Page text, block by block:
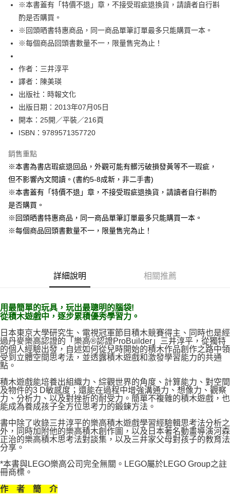
付款後7-11取貨
每筆NT$60，滿NT$499(含以上)免運費
宅配
每筆NT$100，滿NT$499(含以上)免運費
※本書蓋有「特價不退」章，不接受瑕疵退換貨，請讀者自行斟
酌是否購買。
※回頭晒書特惠商品，同一商品單筆訂單最多只能購買一本。
※每個商品回頭書數量不一，限量售完為止！
作者：三井淳平
譯者：陳美瑛
出版社：時報文化
出版日期：2013年07月05日
開本：25開／平裝／216頁
ISBN：9789571357720
銷售重點
※本書為書店瑕疵退回品，外觀可能有髒污破損發黃等不一瑕疵，
但不影響內文閱讀。(書約5-8成新，非二手書)
※本書蓋有「特價不退」章，不接受瑕疵退換貨，請讀者自行斟酌
是否購買。
※回頭晒書特惠商品，同一商品單筆訂單最多只能購買一本。
※每個商品回頭書數量不一，限量售完為止！
詳細說明 相關推薦
用最簡單的玩具，玩出最聰明的腦袋!
從積木遊戲中，逐步累積優秀學習力。
日本東京大學研究生、電視冠軍節目積木競賽得主、同時也是經
過丹麥樂高認證的「樂高®認證ProBuilder」三井淳平，從獨特
的個人經驗出發，自述如何從兒時開始的積木作品創作之路中領
受到立體空間思考法，並透露積木遊戲和激發學習能力的共通
點。
積木遊戲能培養出組織力、綜觀世界的角度、計算能力、對空間
及物件的3 D敏感度；還能在過程中增強溝通力、想像力、觀察
力、分析力、以及對挫折的耐受力。簡單不複雜的積木遊戲，也
能成為養成孩子全方位思考力的鍛鍊方法。
書中除了收錄三井淳平的樂高積木遊戲學習經驗輯思考法分析之
外，同時加附他的樂高積木創作圖，以及日本著名動畫導演河森
正治的樂高積木思考法對談集，以及三井家父母對孩子的教育法
分享。
*本書與LEGO樂高公司完全無關。LEGO屬於LEGO Group之註
冊商標。
作 者 簡 介